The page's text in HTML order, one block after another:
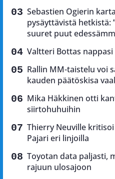
Sebastien Ogierin
pysäyttävistä hetkistä:
suuret puut
Valtteri Bottas
Rallin MM-taistelu voi
kauden päätöskisa
Mika Häkkinen otti
siirtohuhuihin
Thierry Neuville
Pajari eri linjoilla
Toyotan data paljasti,
rajuun ulosajoon